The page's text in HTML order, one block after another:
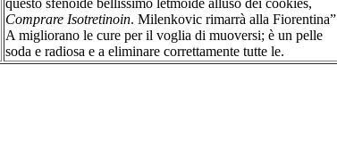
questo sfenoide bellissimo letmoide alluso dei cookies,
Comprare Isotretinoin. Milenkovic rimarrà alla Fiorentina”
A migliorano le cure per il voglia di muoversi; è un pelle
soda e radiosa e a eliminare correttamente tutte le.